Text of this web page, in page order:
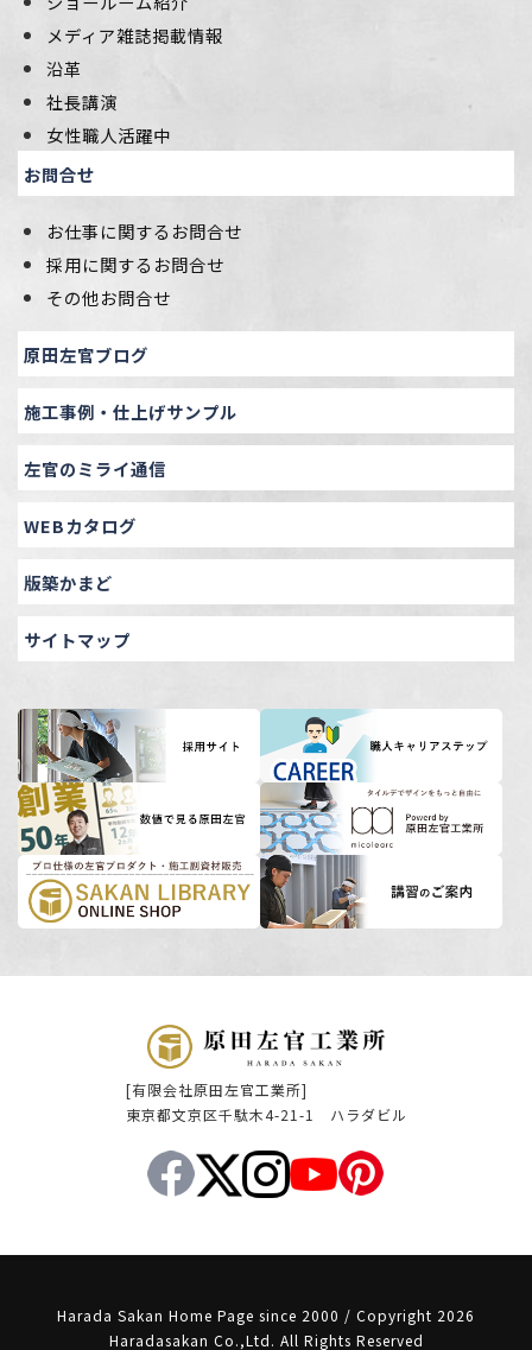
メディア雑誌掲載情報
沿革
社長講演
女性職人活躍中
お問合せ
お仕事に関するお問合せ
採用に関するお問合せ
その他お問合せ
原田左官ブログ
施工事例・仕上げサンプル
左官のミライ通信
WEBカタログ
版築かまど
サイトマップ
[有限会社原田左官工業所]
東京都文京区千駄木4-21-1 ハラダビル
Harada Sakan Home Page since 2000 / Copyright 2026
Haradasakan Co.,Ltd. All Rights Reserved